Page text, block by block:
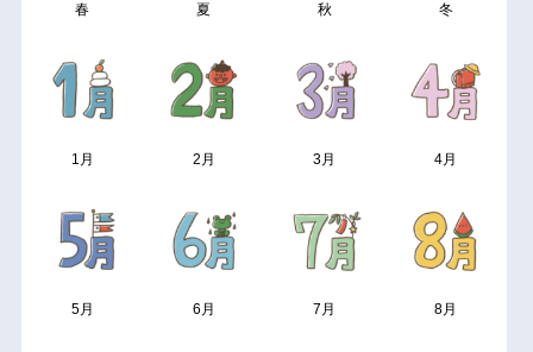
春 夏 秋 冬
1月 2月 3月 4月
5月 6月 7月 8月